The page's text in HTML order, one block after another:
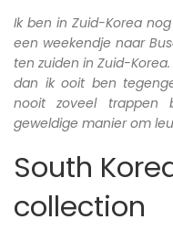
Ik ben in Zuid-Korea
een weekendje naar
ten zuiden in Zuid-
dan ik ooit ben
nooit zoveel trappen
geweldige manier om
South
collection